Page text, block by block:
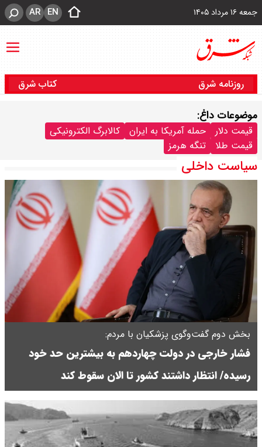
جمعه ۱۶ مرداد ۱۴۰۵ EN
AR
روزنامه شرق کتاب شرق
موضوعات داغ:
قیمت دلار حمله آمریکا به ایران
کالابرگ الکترونیکی
قیمت طلا
تنگه هرمز
سیاست داخلی
بخش دوم گفت‌وگوی پزشکیان با مردم:
فشار خارجی در دولت چهاردهم به بیشترین حد خود
رسیده/ انتظار داشتند کشور تا الان سقوط کند